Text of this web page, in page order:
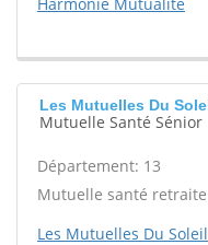
Les Mutuelles Du
Mutuelle Santé Sénior
Département: 13
Mutuelle santé
Les Mutuelles Du Soleil